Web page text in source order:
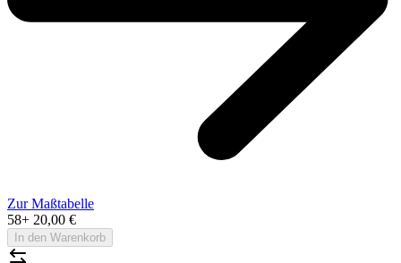
Zur Maßtabelle
58+ 20,00 €
In den Warenkorb